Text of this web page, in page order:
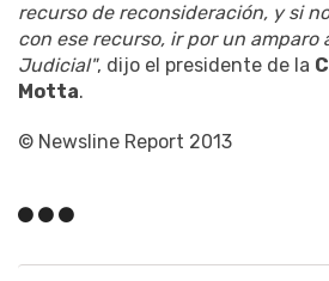
recurso de reconsideración, y si
con ese recurso, ir por un amparo
Judicial", dijo el presidente de la
Motta.
© Newsline Report 2013